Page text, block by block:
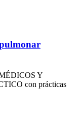
Y
con prácticas